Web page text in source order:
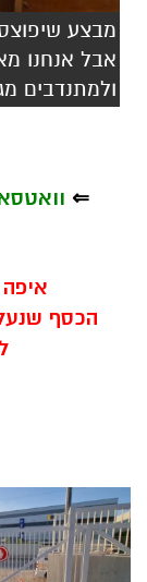
מבצע
אבל אנחנו
ולמתנדבים
⇐
הכסף